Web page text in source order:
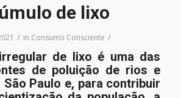
de lixo
/ in Consumo Consciente /
de lixo é uma das
de poluição de rios e
Paulo e, para contribuir